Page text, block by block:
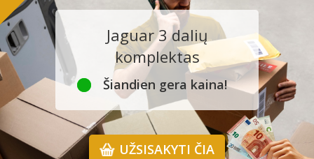
Jaguar 3 dalių
komplektas
Šiandien gera kaina!
UŽSISAKYTI ČIA